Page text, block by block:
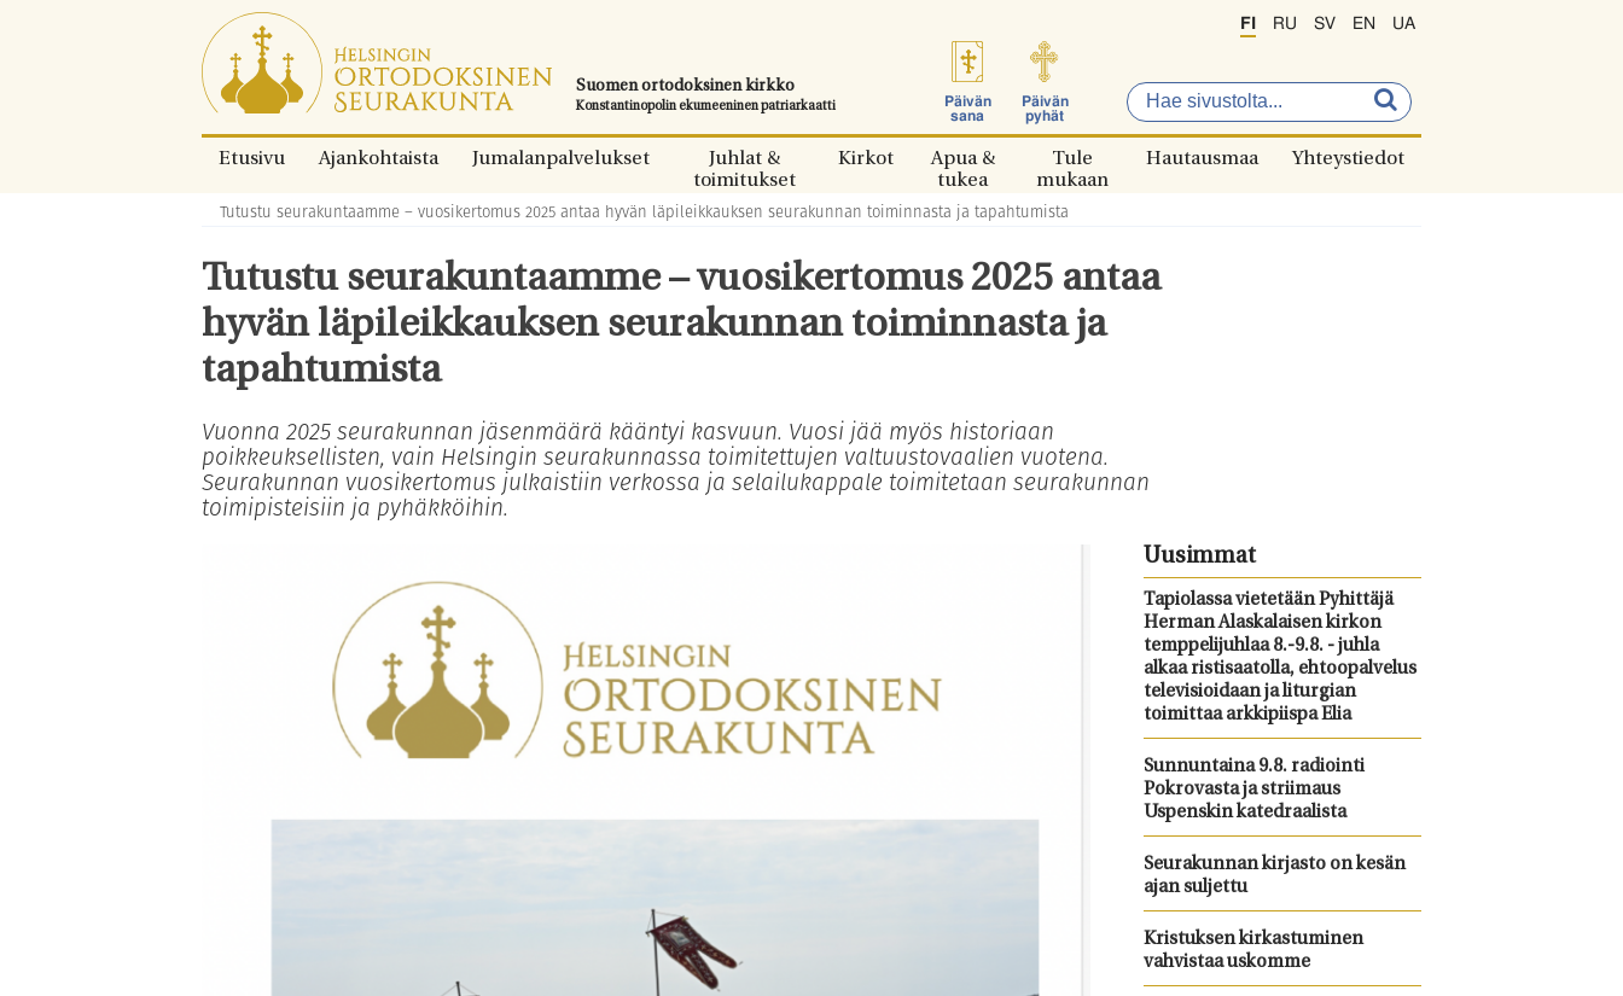
Siirry
suoraan
sisältöön.
Suomen ortodoksinen kirkko
Konstantinopolin ekumeeninen patriarkaatti
Päivän
sana
Päivän
pyhät
FI RU SV EN UA
Etusivu Ajankohtaista Jumalanpalvelukset
Juhlat &
toimitukset
Kirkot
Apua &
tukea
Tule
mukaan
Hautausmaa Yhteystiedot
Murupolku:
Tutustu seurakuntaamme – vuosikertomus 2025 antaa hyvän läpileikkauksen seurakunnan toiminnasta ja tapahtumista
Tutustu seurakuntaamme – vuosikertomus 2025 antaa
hyvän läpileikkauksen seurakunnan toiminnasta ja
tapahtumista
Vuonna 2025 seurakunnan jäsenmäärä kääntyi kasvuun. Vuosi jää myös historiaan
poikkeuksellisten, vain Helsingin seurakunnassa toimitettujen valtuustovaalien vuotena.
Seurakunnan vuosikertomus julkaistiin verkossa ja selailukappale toimitetaan seurakunnan
toimipisteisiin ja pyhäkköihin.
Uusimmat
Tapiolassa vietetään Pyhittäjä
Herman Alaskalaisen kirkon
temppelijuhlaa 8.-9.8. - juhla
alkaa ristisaatolla, ehtoopalvelus
televisioidaan ja liturgian
toimittaa arkkipiispa Elia
Sunnuntaina 9.8. radiointi
Pokrovasta ja striimaus
Uspenskin katedraalista
Seurakunnan kirjasto on kesän
ajan suljettu
Kristuksen kirkastuminen
vahvistaa uskomme